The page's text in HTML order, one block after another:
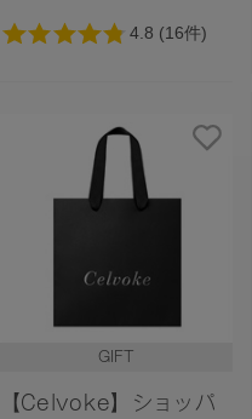
GIFT
【Celvoke】ショッパ